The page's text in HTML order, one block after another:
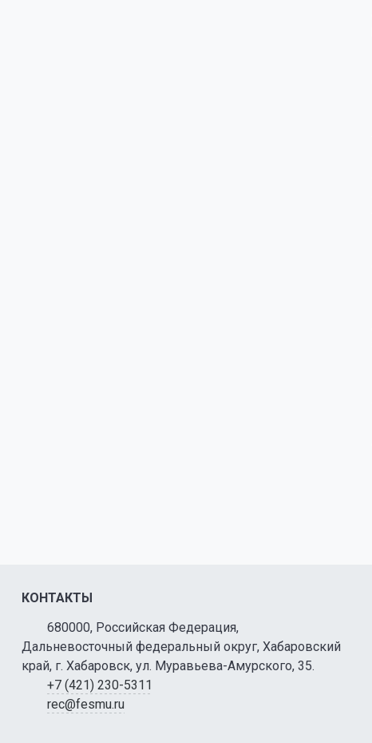
КОНТАКТЫ
680000, Российская Федерация,
Дальневосточный федеральный округ, Хабаровский
край, г. Хабаровск, ул. Муравьева-Амурского, 35.
+7 (421) 230-5311
rec@fesmu.ru